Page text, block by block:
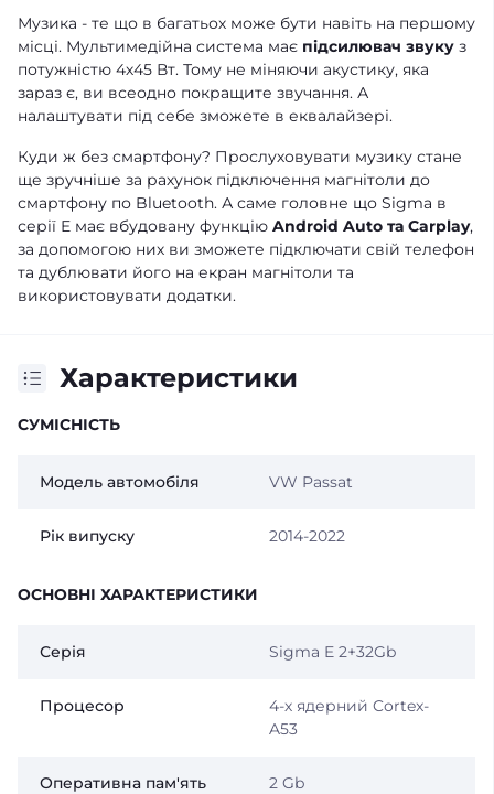
Музика - те що в багатьох може бути навіть на першому
місці. Мультимедійна система має підсилювач звуку з
потужністю 4х45 Вт. Тому не міняючи акустику, яка
зараз є, ви всеодно покращите звучання. А
налаштувати під себе зможете в еквалайзері.
Куди ж без смартфону? Прослуховувати музику стане
ще зручніше за рахунок підключення магнітоли до
смартфону по Bluetooth. А саме головне що Sigma в
серії E має вбудовану функцію Android Auto та Carplay,
за допомогою них ви зможете підключати свій телефон
та дублювати його на екран магнітоли та
використовувати додатки.
Характеристики
СУМІСНІСТЬ
Модель автомобіля VW Passat
Рік випуску 2014-2022
ОСНОВНІ ХАРАКТЕРИСТИКИ
Серія Sigma E 2+32Gb
Процесор
4-х ядерний Cortex-
A53
Оперативна пам'ять 2 Gb